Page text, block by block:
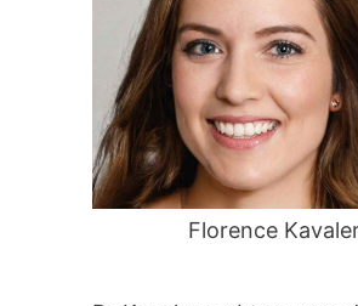
:
Florence